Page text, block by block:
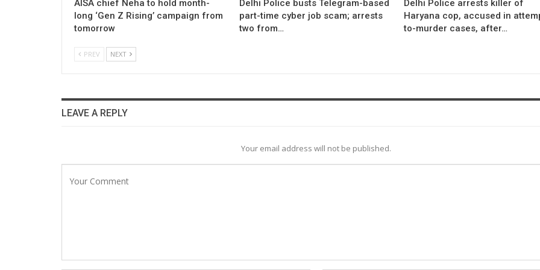
AISA chief Neha to hold month-
long ‘Gen Z Rising’ campaign from
tomorrow
Delhi Police busts Telegram-based
part-time cyber job scam; arrests
two from…
Delhi Police arrests killer of
Haryana cop, accused in
to-murder cases, after…
PREV NEXT
LEAVE A REPLY
Your email address will not be published.